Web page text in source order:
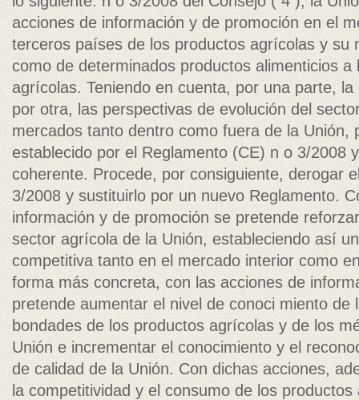
acciones de información y de promoción en el
terceros países de los productos agrícolas y su
como de determinados productos alimenticios a
agrícolas. Teniendo en cuenta, por una parte,
por otra, las perspectivas de evolución del
mercados tanto dentro como fuera de la Unión,
establecido por el Reglamento (CE) n o 3/2008
coherente. Procede, por consiguiente, derogar
3/2008 y sustituirlo por un nuevo Reglamento.
información y de promoción se pretende
sector agrícola de la Unión, estableciendo así
competitiva tanto en el mercado interior como
forma más concreta, con las acciones de
pretende aumentar el nivel de conoci­ miento de
bondades de los productos agrícolas y de los
Unión e incrementar el conocimiento y el
de calidad de la Unión. Con dichas acciones,
la competitividad y el consumo de los